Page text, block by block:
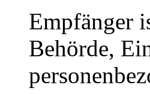
Empfänger
Behörde,